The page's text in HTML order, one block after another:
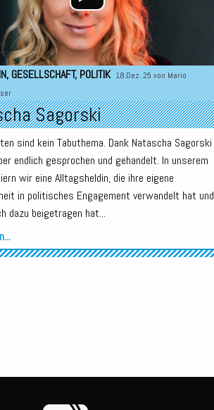
, GESELLSCHAFT, POLITIK 18.Dez. 25 von Mario
Sagorski
sind kein Tabuthema. Dank Natascha Sagorski
endlich gesprochen und gehandelt. In unserem
wir eine Alltagsheldin, die ihre eigene
in politisches Engagement verwandelt hat und
dazu beigetragen hat...